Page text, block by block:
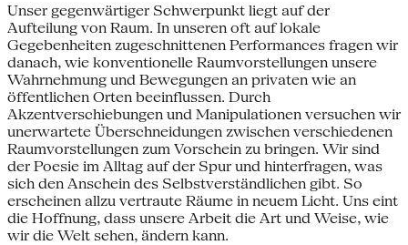
Unser gegenwärtiger Schwerpunkt liegt auf der
Aufteilung von Raum. In unseren oft auf lokale
Gegebenheiten zugeschnittenen Performances fragen wir
danach, wie konventionelle Raumvorstellungen unsere
Wahrnehmung und Bewegungen an privaten wie an
öffentlichen Orten beeinflussen. Durch
Akzentverschiebungen und Manipulationen versuchen wir
unerwartete Überschneidungen zwischen verschiedenen
Raumvorstellungen zum Vorschein zu bringen. Wir sind
der Poesie im Alltag auf der Spur und hinterfragen, was
sich den Anschein des Selbstverständlichen gibt. So
erscheinen allzu vertraute Räume in neuem Licht. Uns eint
die Hoffnung, dass unsere Arbeit die Art und Weise, wie
wir die Welt sehen, ändern kann.